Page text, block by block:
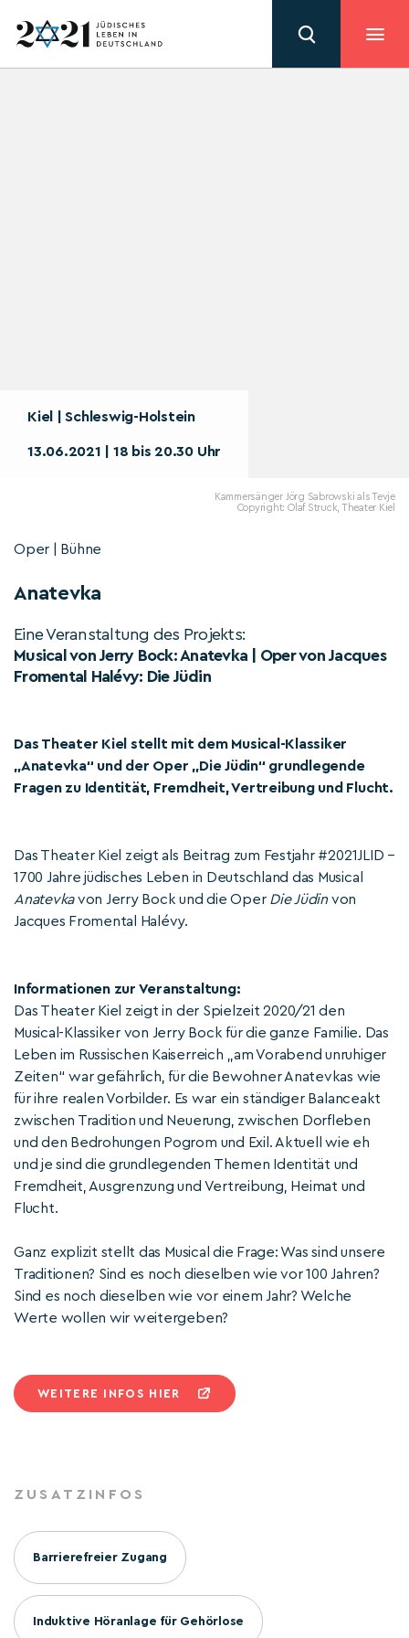
Kiel | Schleswig-Holstein
13.06.2021 | 18 bis 20.30 Uhr
Kammersänger Jörg Sabrowski als Tevje
Copyright: Olaf Struck, Theater Kiel
Oper | Bühne
Anatevka
Eine Veranstaltung des Projekts:
Musical von Jerry Bock: Anatevka | Oper von Jacques
Fromental Halévy: Die Jüdin
Das Theater Kiel stellt mit dem Musical-Klassiker
„Anatevka“ und der Oper „Die Jüdin“ grundlegende
Fragen zu Identität, Fremdheit, Vertreibung und Flucht.
Das Theater Kiel zeigt als Beitrag zum Festjahr #2021JLID –
1700 Jahre jüdisches Leben in Deutschland das Musical
Anatevkavon Jerry Bock und die Oper Die Jüdinvon
Jacques Fromental Halévy.
Informationen zur Veranstaltung:
Das Theater Kiel zeigt in der Spielzeit 2020/21 den
Musical-Klassiker von Jerry Bock für die ganze Familie. Das
Leben im Russischen Kaiserreich „am Vorabend unruhiger
Zeiten“ war gefährlich, für die Bewohner Anatevkas wie
für ihre realen Vorbilder. Es war ein ständiger Balanceakt
zwischen Tradition und Neuerung, zwischen Dorfleben
und den Bedrohungen Pogrom und Exil. Aktuell wie eh
und je sind die grundlegenden Themen Identität und
Fremdheit, Ausgrenzung und Vertreibung, Heimat und
Flucht.
Ganz explizit stellt das Musical die Frage: Was sind unsere
Traditionen? Sind es noch dieselben wie vor 100 Jahren?
Sind es noch dieselben wie vor einem Jahr? Welche
Werte wollen wir weitergeben?
WEITERE INFOS HIER
ZUSATZINFOS
Barrierefreier Zugang
Induktive Höranlage für Gehörlose